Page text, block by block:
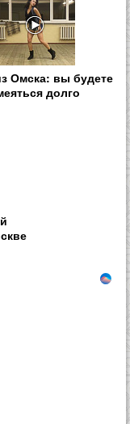
Омска: вы будете
долго